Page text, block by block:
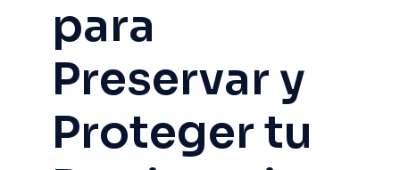
para
Preservar y
Proteger tu